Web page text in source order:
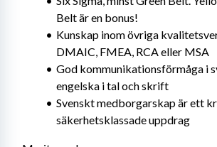
Belt är en bonus!
Kunskap inom övriga
DMAIC, FMEA, RCA eller MSA
God kommunikationsförmåga i
engelska i tal och skrift
Svenskt medborgarskap är ett
säkerhetsklassade uppdrag